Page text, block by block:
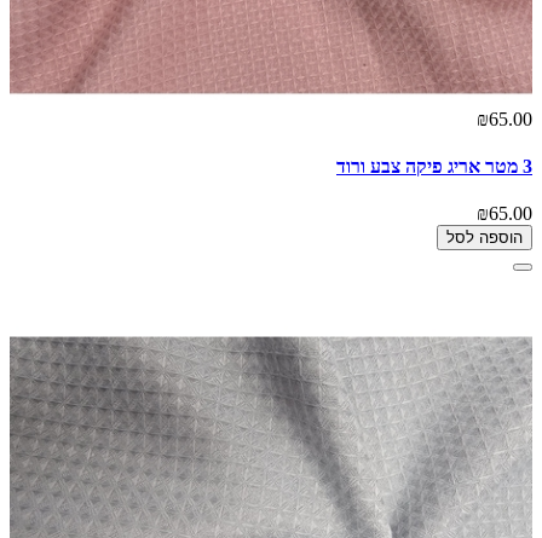
₪65.00
3 מטר אריג פיקה צבע ורוד
₪65.00
הוספה לסל